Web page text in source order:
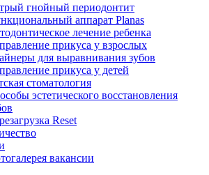
гнойный периодонтит
аппарат Planas
лечение ребенка
прикуса у взрослых
для выравнивания зубов
прикуса у детей
стоматология
эстетического восстановления
Reset
вакансии